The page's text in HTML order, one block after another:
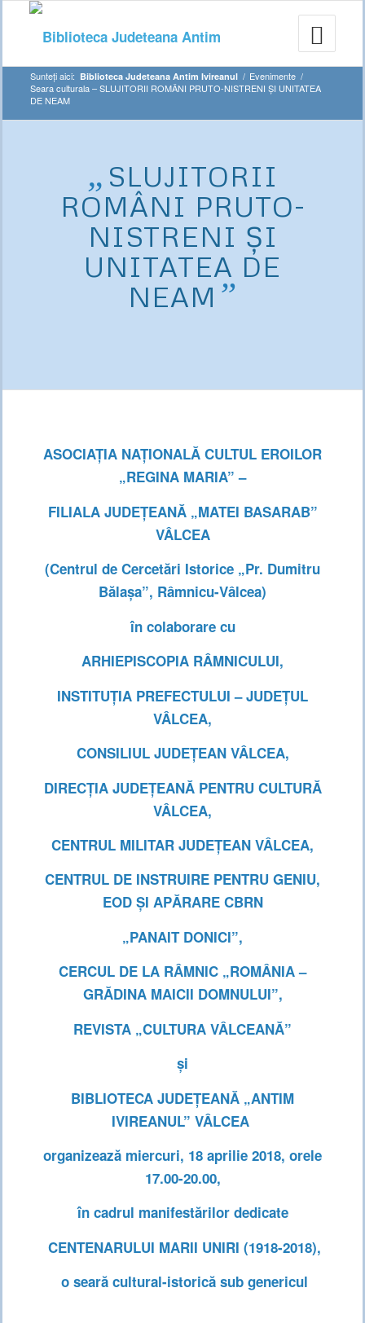
Sunteți aici: Biblioteca Judeteana Antim Ivireanul / Evenimente /
Seara culturala – SLUJITORII ROMÂNI PRUTO-NISTRENI ȘI UNITATEA
DE NEAM
„ SLUJITORII
ROMÂNI PRUTO-
NISTRENI ȘI
UNITATEA DE
NEAM ”
ASOCIAȚIA NAȚIONALĂ CULTUL EROILOR
„REGINA MARIA” –
FILIALA JUDEȚEANĂ „MATEI BASARAB”
VÂLCEA
(Centrul de Cercetări Istorice „Pr. Dumitru
Bălașa”, Râmnicu-Vâlcea)
în colaborare cu
ARHIEPISCOPIA RÂMNICULUI,
INSTITUȚIA PREFECTULUI – JUDEȚUL
VÂLCEA,
CONSILIUL JUDEȚEAN VÂLCEA,
DIRECȚIA JUDEȚEANĂ PENTRU CULTURĂ
VÂLCEA,
CENTRUL MILITAR JUDEȚEAN VÂLCEA,
CENTRUL DE INSTRUIRE PENTRU GENIU,
EOD ȘI APĂRARE CBRN
„PANAIT DONICI”,
CERCUL DE LA RÂMNIC „ROMÂNIA –
GRĂDINA MAICII DOMNULUI”,
REVISTA „CULTURA VÂLCEANĂ”
și
BIBLIOTECA JUDEȚEANĂ „ANTIM
IVIREANUL” VÂLCEA
organizează miercuri, 18 aprilie 2018, orele
17.00-20.00,
în cadrul manifestărilor dedicate
CENTENARULUI MARII UNIRI (1918-2018),
o seară cultural-istorică sub genericul